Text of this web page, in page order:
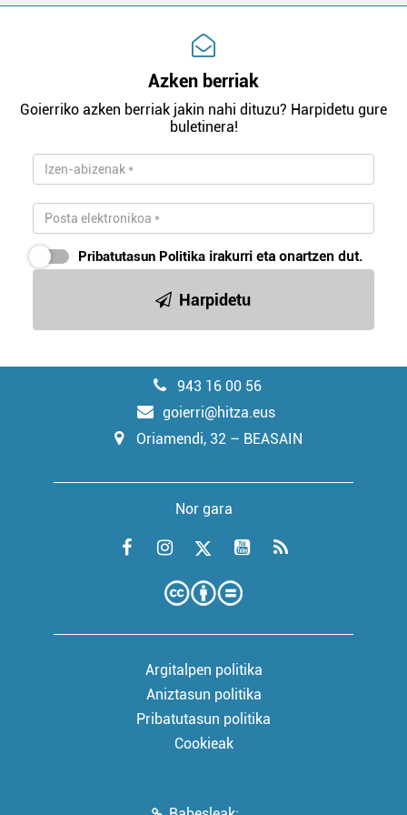
Azken berriak
Goierriko azken berriak jakin nahi dituzu? Harpidetu gure
buletinera!
Pribatutasun Politika irakurri eta onartzen dut.
Harpidetu
943 16 00 56
goierri@hitza.eus
Oriamendi, 32 – BEASAIN
Nor gara
Argitalpen politika
Aniztasun politika
Pribatutasun politika
Cookieak